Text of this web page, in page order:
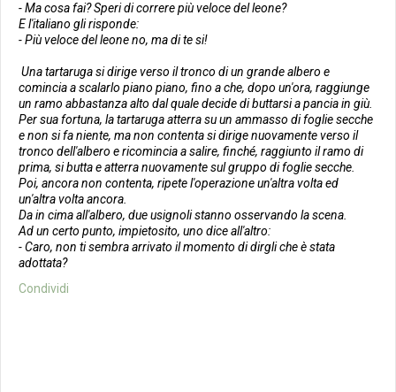
- Ma cosa fai? Speri di correre più veloce del leone?
E l'italiano gli risponde:
- Più veloce del leone no, ma di te si!
Una tartaruga si dirige verso il tronco di un grande albero e
comincia a scalarlo piano piano, fino a che, dopo un'ora, raggiunge
un ramo abbastanza alto dal quale decide di buttarsi a pancia in giù.
Per sua fortuna, la tartaruga atterra su un ammasso di foglie secche
e non si fa niente, ma non contenta si dirige nuovamente verso il
tronco dell'albero e ricomincia a salire, finché, raggiunto il ramo di
prima, si butta e atterra nuovamente sul gruppo di foglie secche.
Poi, ancora non contenta, ripete l'operazione un'altra volta ed
un'altra volta ancora.
Da in cima all'albero, due usignoli stanno osservando la scena.
Ad un certo punto, impietosito, uno dice all'altro:
- Caro, non ti sembra arrivato il momento di dirgli che è stata
adottata?
Condividi